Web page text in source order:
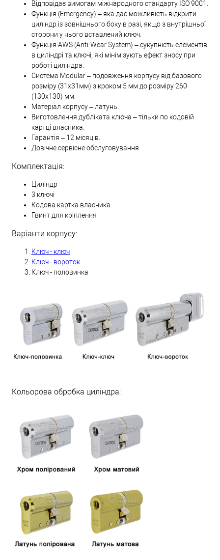
Відповідає вимогам міжнародного стандарту ISO 9001.
Функція (Emergency) – яка дає можливість відкрити
циліндр із зовнішнього боку в разі, якщо з внутрішньої
сторони у нього вставлений ключ.
Функція AWS (Anti-Wear System) – сукупність елементів
в циліндрі та ключі, які мінімізують ефект зносу при
роботі циліндра.
Система Modular – подовження корпусу від базового
розміру (31х31мм) з кроком 5 мм до розміру 260
(130х130) мм.
Матеріал корпусу – латунь.
Виготовлення дубліката ключа – тільки по кодовій
картці власника.
Гарантія – 12 місяців.
Довічне сервісне обслуговування.
Комплектація:
Циліндр
3 ключі
Кодова картка власника
Гвинт для кріплення
Варіанти корпусу:
Ключ - ключ
Ключ - вороток
Ключ - половинка
Кольорова обробка циліндра: